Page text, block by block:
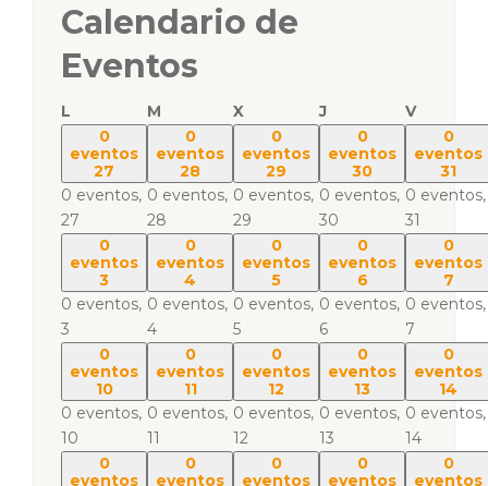
Calendario de
Eventos
L M X J
V
0
eventos
27
0 eventos,
27
0
eventos
28
0 eventos,
28
0
eventos
29
0 eventos,
29
0
eventos
30
0 eventos,
30
0
eventos
31
0 eventos,
31
0
eventos
3
0 eventos,
3
0
eventos
4
0 eventos,
4
0
eventos
5
0 eventos,
5
0
eventos
6
0 eventos,
6
0
eventos
7
0 eventos,
7
0
eventos
10
0 eventos,
10
0
eventos
11
0 eventos,
11
0
eventos
12
0 eventos,
12
0
eventos
13
0 eventos,
13
0
eventos
14
0 eventos,
14
0
eventos
0
eventos
0
eventos
0
eventos
0
eventos